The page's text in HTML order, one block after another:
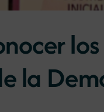
la